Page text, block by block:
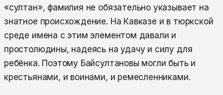
«султан», фамилия не обязательно указывает на
знатное происхождение. На Кавказе и в тюркской
среде имена с этим элементом давали и
простолюдины, надеясь на удачу и силу для
ребёнка. Поэтому Байсултановы могли быть и
крестьянами, и воинами, и ремесленниками.